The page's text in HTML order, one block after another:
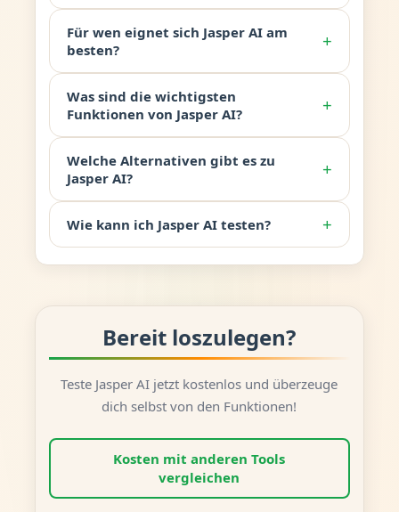
Für wen eignet sich Jasper AI am
besten?
+
Was sind die wichtigsten
Funktionen von Jasper AI?
+
Welche Alternativen gibt es zu
Jasper AI?
+
Wie kann ich Jasper AI testen? +
Bereit loszulegen?
Teste Jasper AI jetzt kostenlos und überzeuge
dich selbst von den Funktionen!
Kosten mit anderen Tools
vergleichen